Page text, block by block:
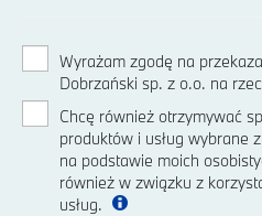
Wyrażam zgodę na
Dobrzański sp. z o.o. na
Chcę również otrzymywać
produktów i usług wybrane
na podstawie moich
również w związku z
usług.